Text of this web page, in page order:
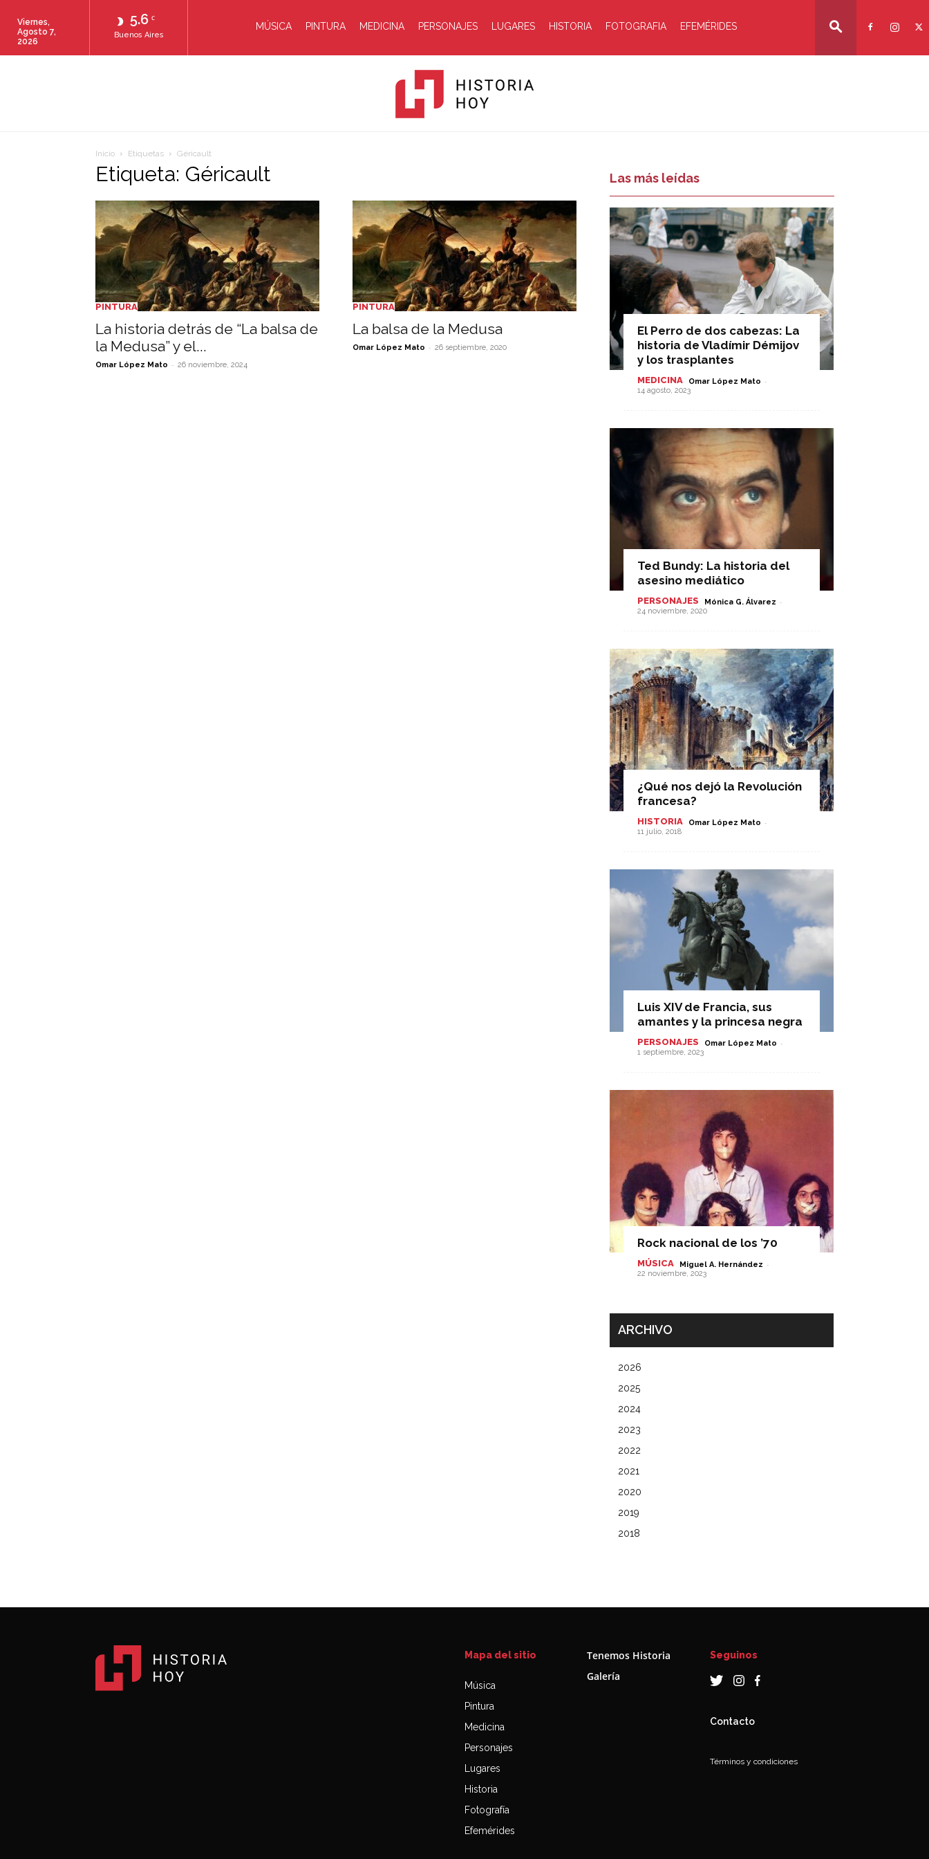
5.6 C
Buenos Aires
Viernes,
Agosto 7,
2026
MÚSICA PINTURA MEDICINA PERSONAJES LUGARES HISTORIA FOTOGRAFIA EFEMÉRIDES
Hoy
Inicio Etiquetas Géricault
Etiqueta: Géricault
PINTURA
La historia detrás de “La balsa de
la Medusa” y el...
Omar López Mato - 26 noviembre, 2024
PINTURA
La balsa de la Medusa
Omar López Mato - 26 septiembre, 2020
Las más leídas
El Perro de dos cabezas: La
historia de Vladímir Démijov
y los trasplantes
MEDICINA Omar López Mato -
14 agosto, 2023
Ted Bundy: La historia del
asesino mediático
PERSONAJES Mónica G. Álvarez -
24 noviembre, 2020
¿Qué nos dejó la Revolución
francesa?
HISTORIA Omar López Mato -
11 julio, 2018
Luis XIV de Francia, sus
amantes y la princesa negra
PERSONAJES Omar López Mato -
1 septiembre, 2023
Rock nacional de los ’70
MÚSICA Miguel A. Hernández -
22 noviembre, 2023
ARCHIVO
2026
2025
2024
2023
2022
2021
2020
2019
2018
Mapa del sitio
Música
Pintura
Medicina
Personajes
Lugares
Historia
Fotografía
Efemérides
Tenemos Historia
Galería
Seguinos
Contacto
Términos y condiciones